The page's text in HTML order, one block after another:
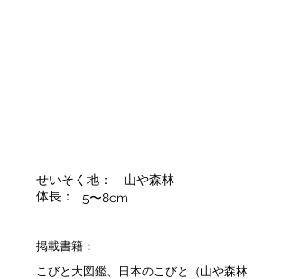
せいそく地：
山や森林
体長：
5〜8cm
掲載書籍：
こびと大図鑑、日本のこびと（山や森林